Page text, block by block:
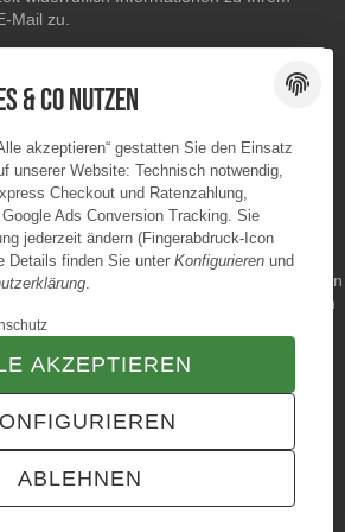
Mail zu.
ABONNIEREN
VERTRAG WIDERRUFEN
MENÜ WARENKORB
& Co nutzen
akzeptieren“ gestatten Sie den Einsatz
unserer Website: Technisch notwendig,
Checkout und Ratenzahlung,
Ads Conversion Tracking. Sie
jederzeit ändern (Fingerabdruck-Icon
Details finden Sie unter Konfigurieren und
.
ABLEHNEN
AKZEPTIEREN